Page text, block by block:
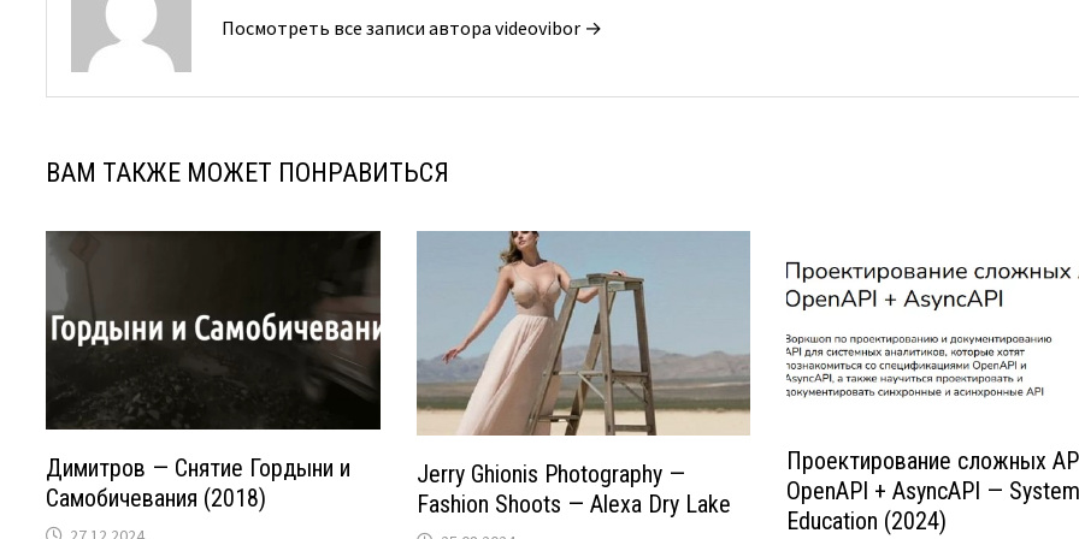
Посмотреть все записи автора videovibor →
ВАМ ТАКЖЕ МОЖЕТ ПОНРАВИТЬСЯ
Димитров — Снятие Гордыни и
Самобичевания (2018)
Jerry Ghionis Photography —
Fashion Shoots — Alexa Dry Lake
Проектирование сложных
OpenAPI + AsyncAPI —
Education (2024)